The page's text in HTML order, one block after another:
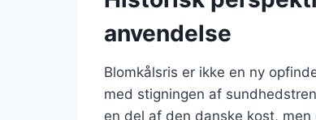
anvendelse
Blomkålsris er ikke en ny
med stigningen af
en del af den danske kost,